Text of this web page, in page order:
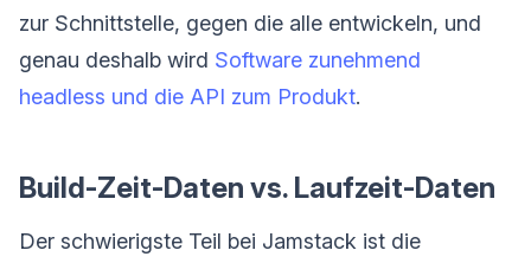
zur Schnittstelle, gegen die alle entwickeln, und
genau deshalb wird Software zunehmend
headless und die API zum Produkt.
Build-Zeit-Daten vs. Laufzeit-Daten
Der schwierigste Teil bei Jamstack ist die